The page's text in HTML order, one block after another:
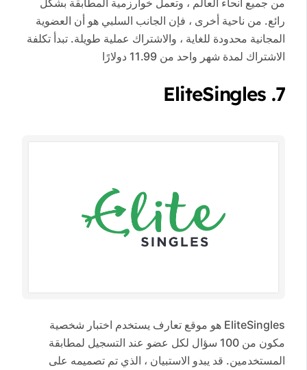
رائع. من ناحية أخرى ، فإن الجانب السلبي هو أن العضوية
المجانية محدودة للغاية ، والاشتراك عملية طويلة. تبدأ تكلفة
الاشتراك لمدة شهر واحد من 11.99 دولارًا
7. EliteSingles
EliteSingles هو موقع تعارف يستخدم اختبار شخصية
مكون من 100 سؤال لكل عضو عند التسجيل لمطابقة
المستخدمين. قد يبدو الاستبيان ، الذي تم تصميمه على